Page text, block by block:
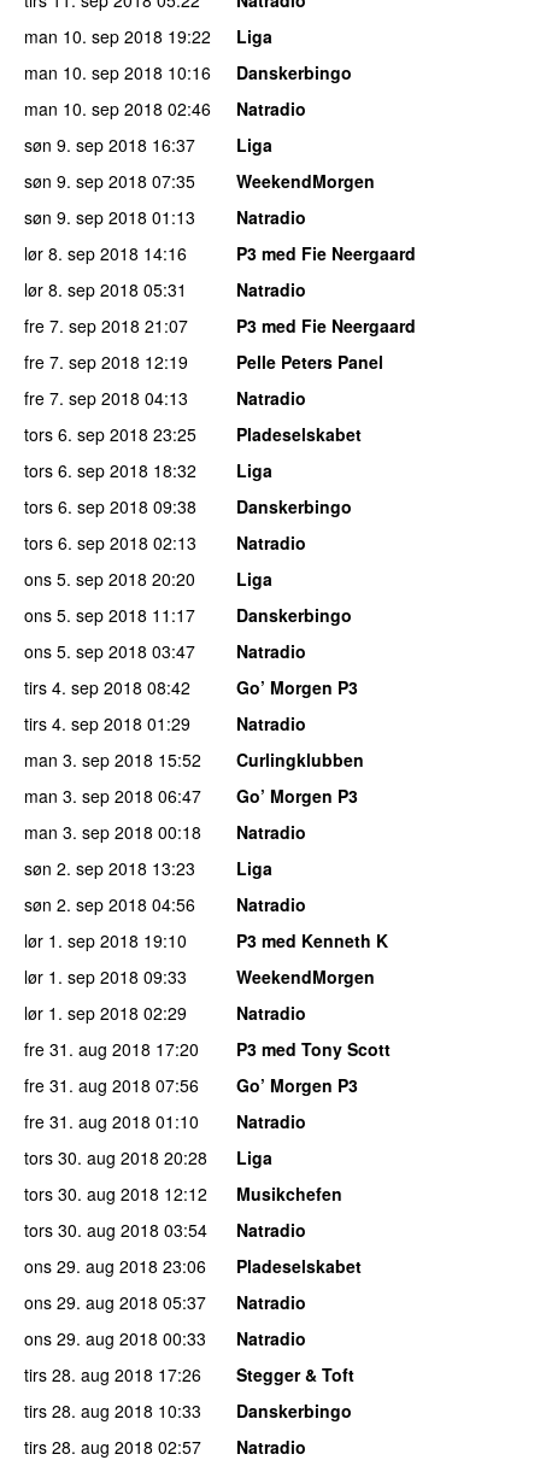
man 10. sep 2018 19:22
Liga
man 10. sep 2018 10:16
Danskerbingo
man 10. sep 2018 02:46
Natradio
søn 9. sep 2018 16:37
Liga
søn 9. sep 2018 07:35
WeekendMorgen
søn 9. sep 2018 01:13
Natradio
lør 8. sep 2018 14:16
P3 med Fie Neergaard
lør 8. sep 2018 05:31
Natradio
fre 7. sep 2018 21:07
P3 med Fie Neergaard
fre 7. sep 2018 12:19
Pelle Peters Panel
fre 7. sep 2018 04:13
Natradio
tors 6. sep 2018 23:25
Pladeselskabet
tors 6. sep 2018 18:32
Liga
tors 6. sep 2018 09:38
Danskerbingo
tors 6. sep 2018 02:13
Natradio
ons 5. sep 2018 20:20
Liga
ons 5. sep 2018 11:17
Danskerbingo
ons 5. sep 2018 03:47
Natradio
tirs 4. sep 2018 08:42
Go’ Morgen P3
tirs 4. sep 2018 01:29
Natradio
man 3. sep 2018 15:52
Curlingklubben
man 3. sep 2018 06:47
Go’ Morgen P3
man 3. sep 2018 00:18
Natradio
søn 2. sep 2018 13:23
Liga
søn 2. sep 2018 04:56
Natradio
lør 1. sep 2018 19:10
P3 med Kenneth K
lør 1. sep 2018 09:33
WeekendMorgen
lør 1. sep 2018 02:29
Natradio
fre 31. aug 2018 17:20
P3 med Tony Scott
fre 31. aug 2018 07:56
Go’ Morgen P3
fre 31. aug 2018 01:10
Natradio
tors 30. aug 2018 20:28
Liga
tors 30. aug 2018 12:12
Musikchefen
tors 30. aug 2018 03:54
Natradio
ons 29. aug 2018 23:06
Pladeselskabet
ons 29. aug 2018 05:37
Natradio
ons 29. aug 2018 00:33
Natradio
tirs 28. aug 2018 17:26
Stegger & Toft
tirs 28. aug 2018 10:33
Danskerbingo
tirs 28. aug 2018 02:57
Natradio